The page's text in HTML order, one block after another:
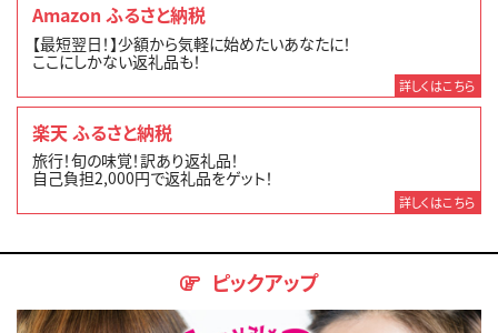
Amazon ふるさと納税
【最短翌日！】少額から気軽に始めたいあなたに！
ここにしかない返礼品も！
詳しくはこちら
楽天 ふるさと納税
旅行！旬の味覚！訳あり返礼品！
自己負担2,000円で返礼品をゲット！
詳しくはこちら
ピックアップ